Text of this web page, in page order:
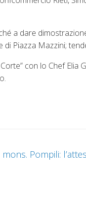
a dare
Piazza Mazzini;
con lo Chef
Pompili: